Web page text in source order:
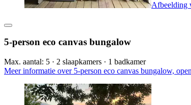
Afbeelding
5-person eco canvas bungalow
Max. aantal: 5 · 2 slaapkamers · 1 badkamer
Meer informatie over 5-person eco canvas bungalow,